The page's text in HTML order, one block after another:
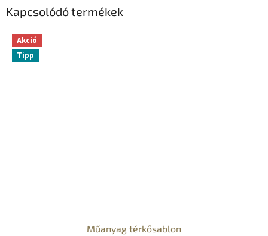
Kapcsolódó termékek
Akció
Tipp
Műanyag térkősablon